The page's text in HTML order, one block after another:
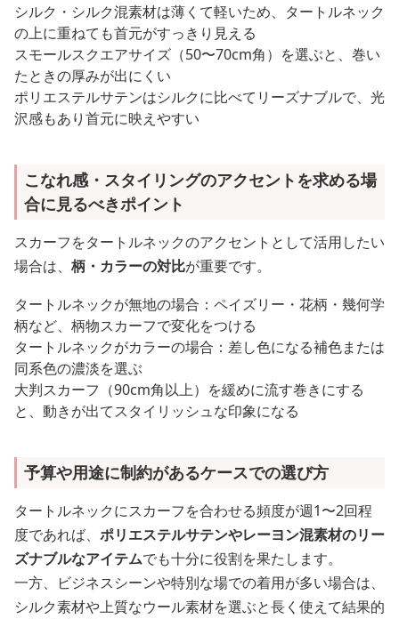
シルク・シルク混素材は薄くて軽いため、タートルネック
の上に重ねても首元がすっきり見える
スモールスクエアサイズ（50〜70cm角）を選ぶと、巻い
たときの厚みが出にくい
ポリエステルサテンはシルクに比べてリーズナブルで、光
沢感もあり首元に映えやすい
こなれ感・スタイリングのアクセントを求める場
合に見るべきポイント
スカーフをタートルネックのアクセントとして活用したい
場合は、 柄・カラーの対比が重要です。
タートルネックが無地の場合：ペイズリー・花柄・幾何学
柄など、柄物スカーフで変化をつける
タートルネックがカラーの場合：差し色になる補色または
同系色の濃淡を選ぶ
大判スカーフ（90cm角以上）を緩めに流す巻きにする
と、動きが出てスタイリッシュな印象になる
予算や用途に制約があるケースでの選び方
タートルネックにスカーフを合わせる頻度が週1〜2回程
度であれば、 ポリエステルサテンやレーヨン混素材のリー
ズナブルなアイテムでも十分に役割を果たします。
一方、ビジネスシーンや特別な場での着用が多い場合は、
シルク素材や上質なウール素材を選ぶと長く使えて結果的